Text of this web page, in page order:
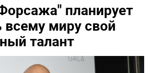
планирует
всему миру свой
талант